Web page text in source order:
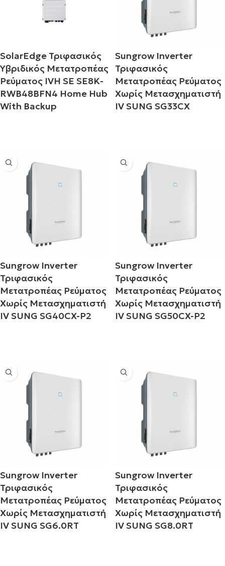
SolarEdge Τριφασικός
Υβριδικός Μετατροπέας
Ρεύματος IVH SE SE8K-
RWB48BFN4 Home Hub
With Backup
Sungrow Inverter
Τριφασικός
Μετατροπέας Ρεύματος
Χωρίς Μετασχηματιστή
IV SUNG SG33CX
Sungrow Inverter
Τριφασικός
Μετατροπέας Ρεύματος
Χωρίς Μετασχηματιστή
IV SUNG SG40CX-P2
Sungrow Inverter
Τριφασικός
Μετατροπέας Ρεύματος
Χωρίς Μετασχηματιστή
IV SUNG SG50CX-P2
Sungrow Inverter
Τριφασικός
Μετατροπέας Ρεύματος
Χωρίς Μετασχηματιστή
IV SUNG SG6.0RT
Sungrow Inverter
Τριφασικός
Μετατροπέας Ρεύματος
Χωρίς Μετασχηματιστή
IV SUNG SG8.0RT